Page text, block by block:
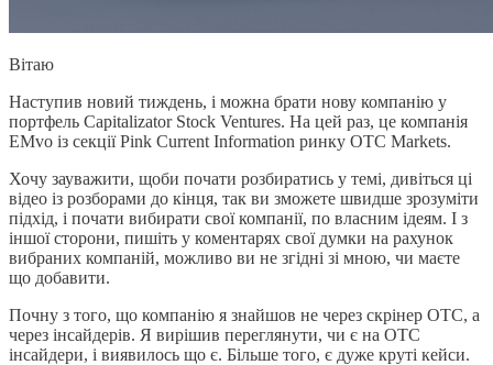
Вітаю
Наступив новий тиждень, і можна брати нову компанію у
портфель Capitalizator Stock Ventures. На цей раз, це компанія
EMvo із секції Pink Current Information ринку OTC Markets.
Хочу зауважити, щоби почати розбиратись у темі, дивіться ці
відео із розборами до кінця, так ви зможете швидше зрозуміти
підхід, і почати вибирати свої компанії, по власним ідеям. І з
іншої сторони, пишіть у коментарях свої думки на рахунок
вибраних компаній, можливо ви не згідні зі мною, чи маєте
що добавити.
Почну з того, що компанію я знайшов не через скрінер ОТС, а
через інсайдерів. Я вирішив переглянути, чи є на ОТС
інсайдери, і виявилось що є. Більше того, є дуже круті кейси.